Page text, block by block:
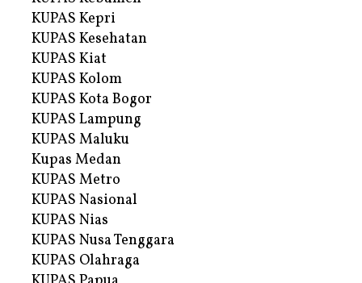
KUPAS Kepri
KUPAS Kesehatan
KUPAS Kiat
KUPAS Kolom
KUPAS Kota Bogor
KUPAS Lampung
KUPAS Maluku
Kupas Medan
KUPAS Metro
KUPAS Nasional
KUPAS Nias
KUPAS Nusa Tenggara
KUPAS Olahraga